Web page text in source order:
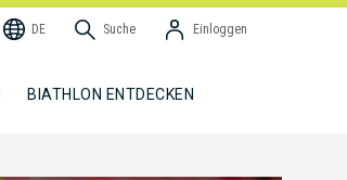
DE Suche Einloggen
BIATHLON ENTDECKEN